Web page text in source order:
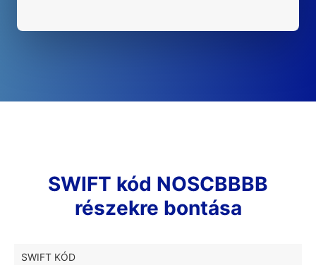
SWIFT kód NOSCBBBB
részekre bontása
SWIFT KÓD